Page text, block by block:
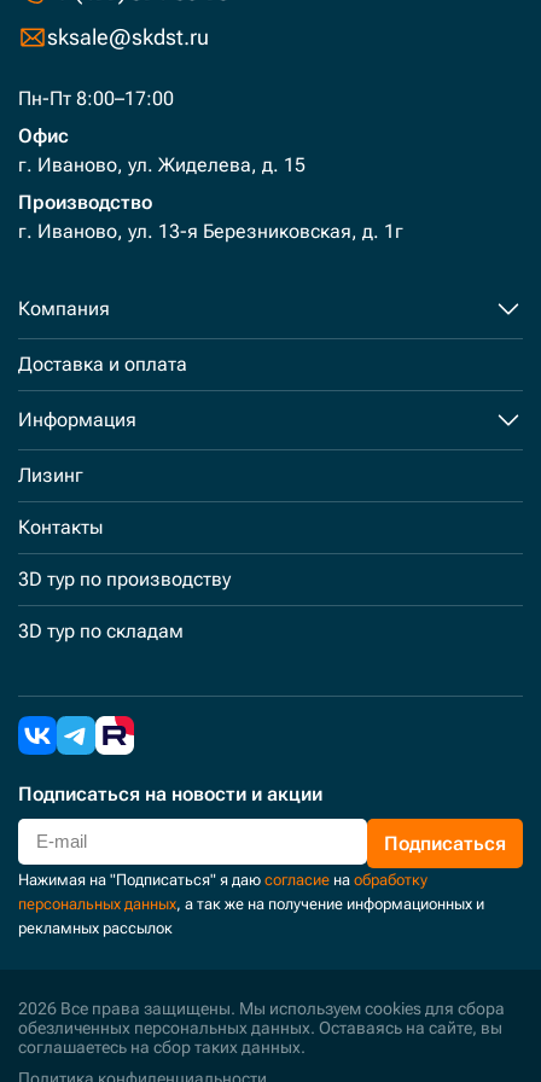
sksale@skdst.ru
Пн-Пт 8:00–17:00
Офис
г. Иваново, ул. Жиделева, д. 15
Производство
г. Иваново, ул. 13-я Березниковская, д. 1г
Компания
Доставка и оплата
Информация
Лизинг
Контакты
3D тур по производству
3D тур по складам
Подписаться на новости и акции
Подписаться
Нажимая на "Подписаться" я даю согласие на обработку
персональных данных, а так же на получение информационных и
рекламных рассылок
2026 Все права защищены. Мы используем cookies для сбора
обезличенных персональных данных. Оставаясь на сайте, вы
соглашаетесь на сбор таких данных.